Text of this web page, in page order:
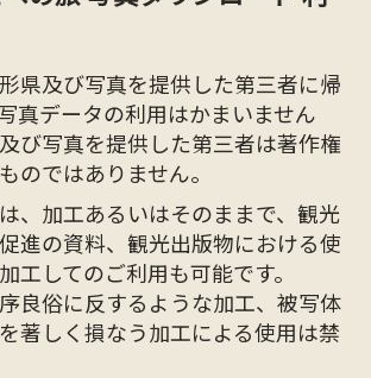
県及び写真を提供した第三者に帰
真データの利用はかまいません
び写真を提供した第三者は著作権
のではありません。
、加工あるいはそのままで、観光
進の資料、観光出版物における使
工してのご利用も可能です。
良俗に反するような加工、被写体
著しく損なう加工による使用は禁